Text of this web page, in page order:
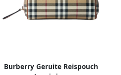
Burberry Geruite Reispouch